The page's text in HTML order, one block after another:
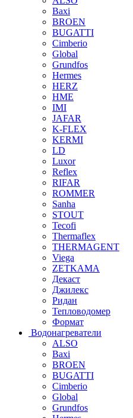
Baxi
BROEN
BUGATTI
Cimberio
Global
Grundfos
Hermes
HERZ
HME
IMI
JAFAR
K-FLEX
KERMI
LD
Luxor
Reflex
RIFAR
ROMMER
Sanha
STOUT
Tecofi
Thermaflex
THERMAGENT
Viega
ZETKAMA
Декаст
Джилекс
Ридан
Тепловодомер
Формат
Водонагреватели
ALSO
Baxi
BROEN
BUGATTI
Cimberio
Global
Grundfos